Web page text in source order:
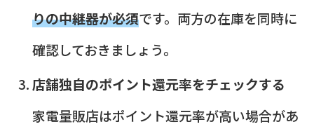
りの中継器が必須です。両方の在庫を同時に
確認しておきましょう。
店舗独自のポイント還元率をチェックする
家電量販店はポイント還元率が高い場合があ